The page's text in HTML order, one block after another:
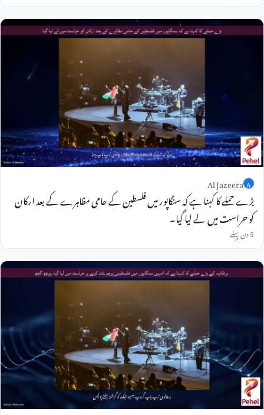
A
Al Jazeera
بڑے حملے کا کہنا ہے کہ سنگاپور میں فلسطین کے حامی مظاہرے کے بعد ارکان
کو حراست میں لے لیا گیا۔
5 دن پہلے